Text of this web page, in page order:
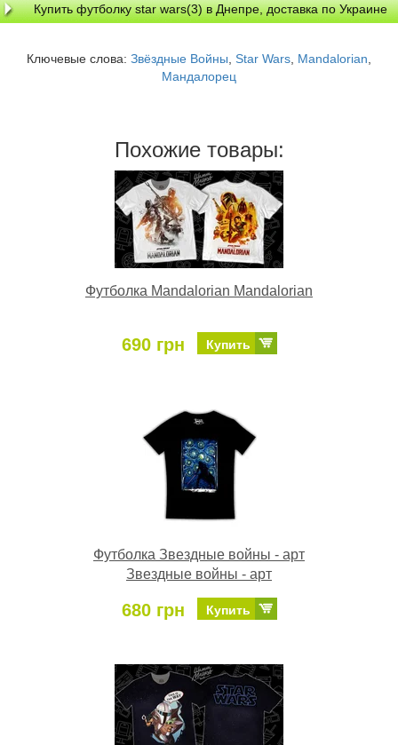
Купить футболку star wars(3) в Днепре, доставка по Украине
Ключевые слова: Звёздные Войны Star Wars Mandalorian
Мандалорец
Похожие товары:
Футболка Mandalorian Mandalorian
690 грн Купить
Футболка Звездные войны - арт
Звездные войны - арт
680 грн Купить